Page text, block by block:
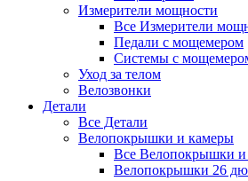
Измерители мощности
Все Измерители
Педали с мощемером
Системы с
Уход за телом
Велозвонки
Детали
Все Детали
Велопокрышки и камеры
Все Велопокрышки
Велопокрышки 26